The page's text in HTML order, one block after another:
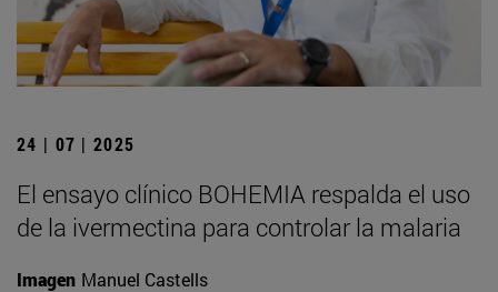
24 | 07 | 2025
El ensayo clínico BOHEMIA respalda el uso
de la ivermectina para controlar la malaria
Imagen Manuel Castells